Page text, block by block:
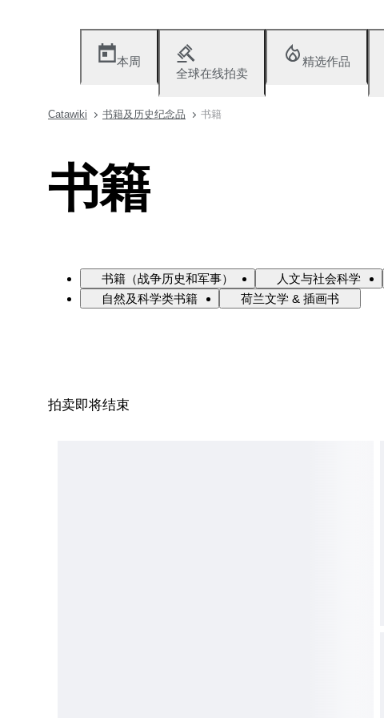
本周
全球在线拍卖
精选作品
Catawiki 书籍及历史纪念品 书籍
书籍
书籍（战争历史和军事） 人文与社会科学
自然及科学类书籍
荷兰文学 & 插画书
拍卖即将结束